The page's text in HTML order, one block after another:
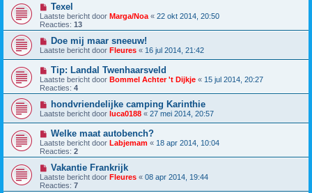
Texel
Laatste bericht door Marga/Noa « 22 okt 2014, 20:50
Reacties: 13
Doe mij maar sneeuw!
Laatste bericht door Fleures « 16 jul 2014, 21:42
Tip: Landal Twenhaarsveld
Laatste bericht door Bommel Achter 't Dijkje « 15 jul 2014, 20:27
Reacties: 4
hondvriendelijke camping Karinthie
Laatste bericht door luca0188 « 27 mei 2014, 20:57
Welke maat autobench?
Laatste bericht door Labjemam « 18 apr 2014, 10:04
Reacties: 2
Vakantie Frankrijk
Laatste bericht door Fleures « 08 apr 2014, 19:44
Reacties: 7